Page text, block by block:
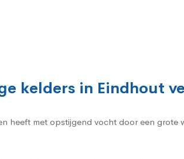
kelders in Eindhout
heeft met opstijgend vocht door een